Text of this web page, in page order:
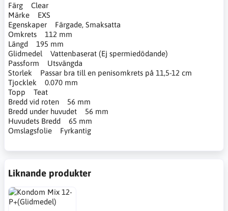
Färg Clear
Märke EXS
Egenskaper Färgade, Smaksatta
Omkrets 112 mm
Längd 195 mm
Glidmedel Vattenbaserat (Ej spermiedödande)
Passform Utsvängda
Storlek Passar bra till en penisomkrets på 11,5-12 cm
Tjocklek 0.070 mm
Topp Teat
Bredd vid roten 56 mm
Bredd under huvudet 56 mm
Huvudets Bredd 65 mm
Omslagsfolie Fyrkantig
Liknande produkter